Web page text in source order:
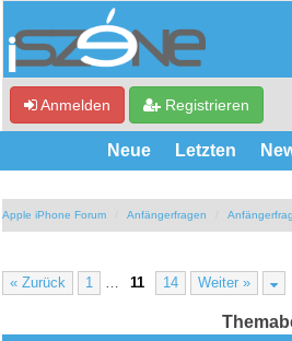
Anmelden Registrieren
Neue Letzten
Apple iPhone Forum Anfängerfragen
« Zurück 1 11 14 Weiter »